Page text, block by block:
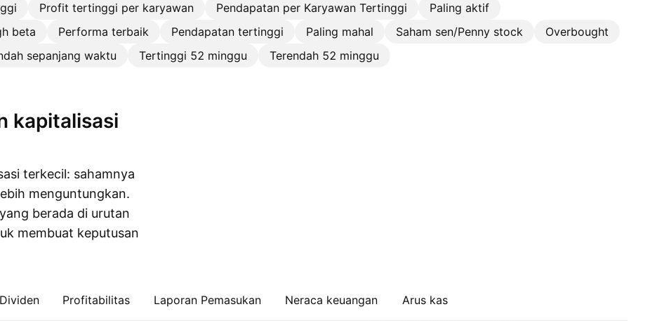
Profit tertinggi per karyawan Pendapatan per Karyawan Tertinggi
Paling aktif
beta Performa terbaik Pendapatan tertinggi Paling mahal Saham sen/Penny stock
Overbought
sepanjang waktu Tertinggi 52 minggu
Terendah 52 minggu
terkecil: sahamnya
menguntungkan.
berada di urutan
membuat keputusan
Dividen Profitabilitas Laporan Pemasukan Neraca keuangan Arus kas